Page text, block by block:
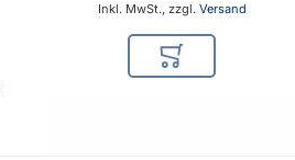
Inkl. MwSt., zzgl. Versand
In den